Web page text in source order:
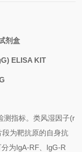
剂盒
ELISA KIT
测指标。类风湿因子(r
段为靶抗原的自身抗
为IgA-RF
IgG-R